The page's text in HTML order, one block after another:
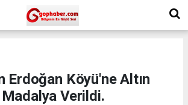
Erdoğan Köyü'ne Altın
Madalya Verildi.